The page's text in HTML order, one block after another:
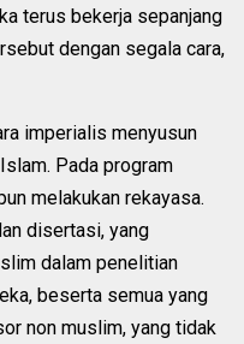
terus bekerja sepanjang
dengan segala cara,
imperialis menyusun
Pada program
melakukan rekayasa.
disertasi, yang
dalam penelitian
beserta semua yang
non muslim, yang tidak